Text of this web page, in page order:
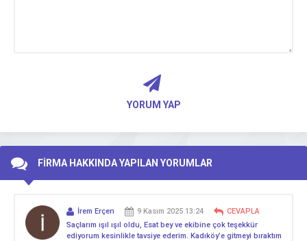
YORUM YAP
FİRMA HAKKINDA YAPILAN YORUMLAR
İrem Erçen 9 Kasım 2025 13:24
CEVAPLA
Saçlarım ışıl ışıl oldu, Esat bey ve ekibine çok teşekkür
ediyorum kesinlikle tavsiye ederim. Kadıköy’e gitmeyi bıraktım